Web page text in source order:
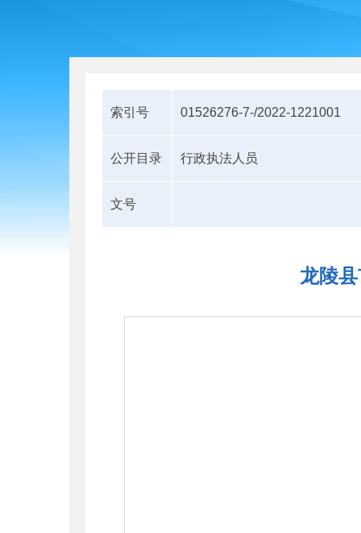
索引号 01526276-7-/2022-1221001
公开目录 行政执法人员
文号
龙陵